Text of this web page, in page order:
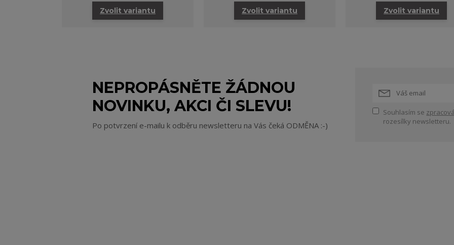
Zvolit variantu Zvolit variantu Zvolit variantu
NEPROPÁSNĚTE ŽÁDNOU
NOVINKU, AKCI ČI SLEVU!
Po potvrzení e-mailu k odběru newsletteru na Vás čeká ODMĚNA :-)
Souhlasím se
rozesílky newsletteru.